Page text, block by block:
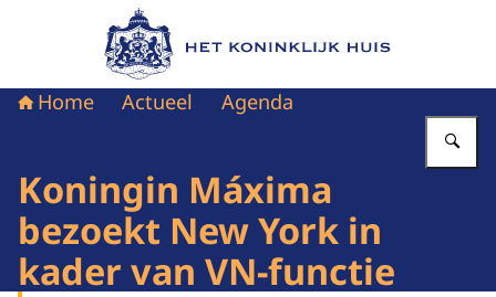
Naar de homepage van Het Koninklijk Huis
Home Actueel Agenda
Koningin Máxima
bezoekt New York in
kader van VN-functie